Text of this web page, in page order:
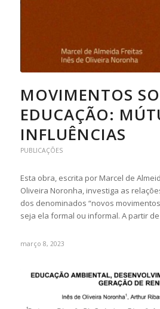
MOVIMENTOS
EDUCAÇÃO:
INFLUÊNCIAS
PUBLICAÇÕES
Esta obra, escrita por Marcel de
Oliveira Noronha, investiga as
dos denominados “novos
seja ela formal ou informal. A partir
março 8, 2023